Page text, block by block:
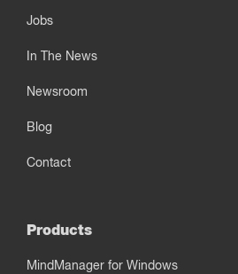
Jobs
In The News
Newsroom
Blog
Contact
Products
MindManager for Windows